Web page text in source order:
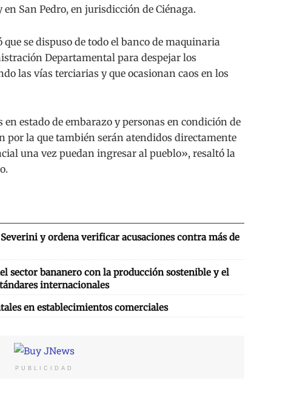
San Pedro, en jurisdicción de Ciénaga.
se dispuso de todo el banco de maquinaria
Departamental para despejar los
las vías terciarias y que ocasionan caos en los
estado de embarazo y personas en condición de
por la que también serán atendidos directamente
una vez puedan ingresar al pueblo», resaltó la
y ordena verificar acusaciones contra más de
sector bananero con la producción sostenible y el
internacionales
en establecimientos comerciales
PUBLICIDAD